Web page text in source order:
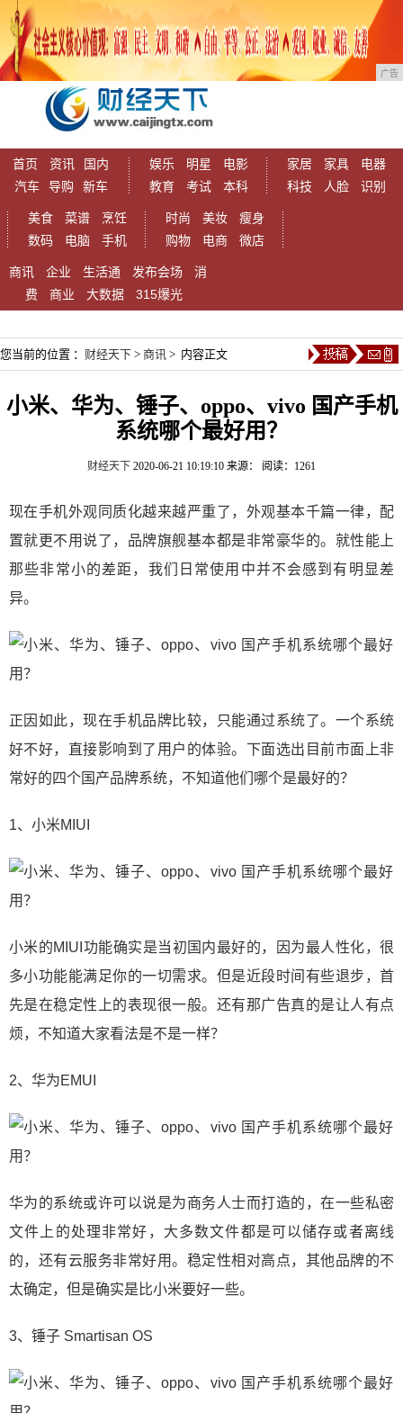
广告
首页 资讯
国内
汽车
导购 新车
娱乐 明星
电影
教育
考试 本科
家居 家具
电器
科技
人脸 识别
美食 菜谱
烹饪
数码
电脑 手机
时尚 美妆
瘦身
购物
电商 微店
商讯 企业 生活通 发布会场
消
费
商业 大数据 315爆光
您当前的位置 ： 财经天下 > 商讯 > 内容正文
小米、华为、锤子、oppo、vivo 国产手机
系统哪个最好用？
财经天下 2020-06-21 10:19:10 来源： 阅读：1261
现在手机外观同质化越来越严重了，外观基本千篇一律，配
置就更不用说了，品牌旗舰基本都是非常豪华的。就性能上
那些非常小的差距，我们日常使用中并不会感到有明显差
异。
正因如此，现在手机品牌比较，只能通过系统了。一个系统
好不好，直接影响到了用户的体验。下面选出目前市面上非
常好的四个国产品牌系统，不知道他们哪个是最好的？
1、小米MIUI
小米的MIUI功能确实是当初国内最好的，因为最人性化，很
多小功能能满足你的一切需求。但是近段时间有些退步，首
先是在稳定性上的表现很一般。还有那广告真的是让人有点
烦，不知道大家看法是不是一样？
2、华为EMUI
华为的系统或许可以说是为商务人士而打造的，在一些私密
文件上的处理非常好，大多数文件都是可以储存或者离线
的，还有云服务非常好用。稳定性相对高点，其他品牌的不
太确定，但是确实是比小米要好一些。
3、锤子 Smartisan OS